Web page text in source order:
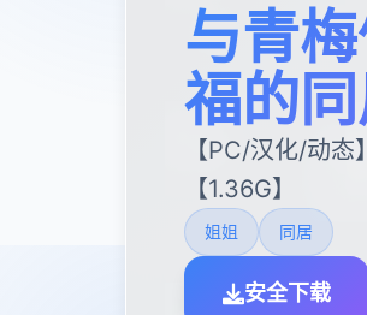
与青
福的
【PC/汉化/动
【1.36G】
姐姐 同居
安全下载